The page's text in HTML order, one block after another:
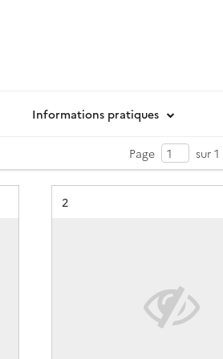
Informations pratiques
Page sur 1
Résultat n°
2